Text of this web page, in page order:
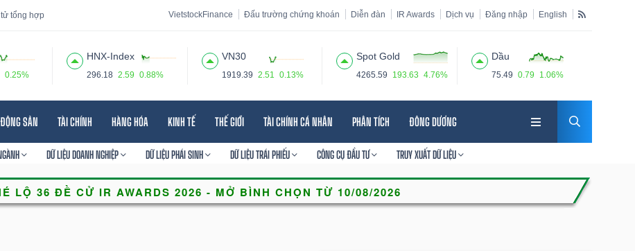
tổng hợp VietstockFinance Đấu trường chứng khoán Diễn đàn IR Awards Dịch vụ Đăng nhập English
0.25%
HNX-Index
296.18 2.59 0.88%
VN30
1919.39 2.51 0.13%
Spot Gold
4265.59 193.63 4.76%
Dầu
75.49 0.79 1.06%
SẢN TÀI CHÍNH HÀNG HÓA KINH TẾ THẾ GIỚI TÀI CHÍNH CÁ NHÂN PHÂN TÍCH ĐÔNG DƯƠNG
DỮ LIỆU DOANH NGHIỆP DỮ LIỆU PHÁI SINH DỮ LIỆU TRÁI PHIẾU CÔNG CỤ ĐẦU TƯ TRUY XUẤT DỮ LIỆU